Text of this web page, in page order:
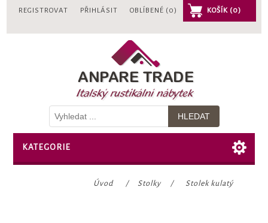
REGISTROVAT PŘIHLÁSIT OBLÍBENÉ (0) KOŠÍK (0)
KATEGORIE
Úvod / Stolky / Stolek kulatý